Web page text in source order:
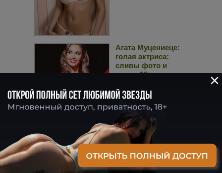
Агата Муцениеце:
голая актриса:
сливы фото и
видео 18+
Настя Луч: голая
актриса: слив фото